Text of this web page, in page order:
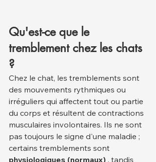
Qu'est-ce que le
tremblement chez les chats
?
Chez le chat, les tremblements sont
des mouvements rythmiques ou
irréguliers qui affectent tout ou partie
du corps et résultent de contractions
musculaires involontaires. Ils ne sont
pas toujours le signe d'une maladie ;
certains tremblements sont
physiologiques (normaux) , tandis